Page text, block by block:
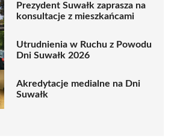
Prezydent Suwałk zaprasza na
konsultacje z mieszkańcami
Utrudnienia w Ruchu z Powodu
Dni Suwałk 2026
Akredytacje medialne na Dni
Suwałk